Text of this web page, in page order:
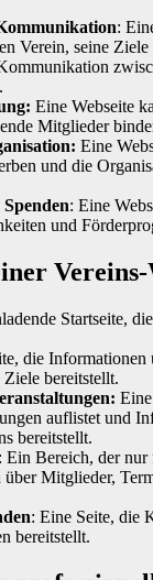
:
Verein, seine
Eine Webseite
Mitglieder
Eine
und die
: Eine
und
Vereins-
Startseite,
die Informationen
bereitstellt.
auflistet und
bereitstellt.
: Ein Bereich, der
Mitglieder,
: Eine Seite, die
bereitstellt.